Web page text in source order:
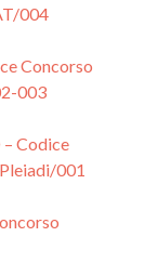
004
Concorso
003
Codice
001